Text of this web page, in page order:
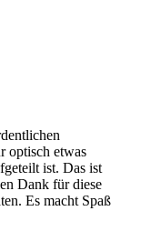
optisch etwas
ist. Das ist
Dank für diese
Es macht Spaß